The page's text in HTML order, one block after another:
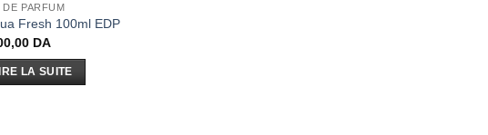
DE PARFUM
Fresh 100ml EDP
DA
LA SUITE